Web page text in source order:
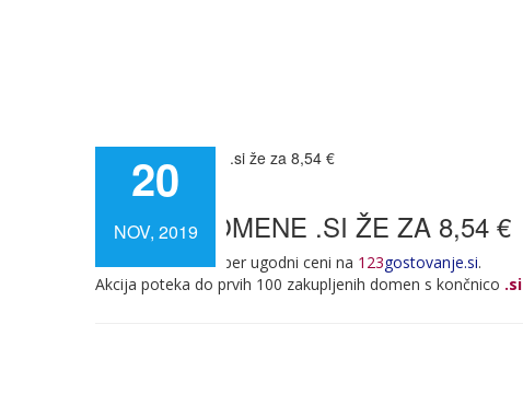
20
NOV, 2019
AKCIJA DOMENE .SI ŽE ZA 8,54 €
Domene.sipo super ugodni ceni na 123gostovanje.si.
Akcija poteka do prvih 100 zakupljenih domen s končnico .si